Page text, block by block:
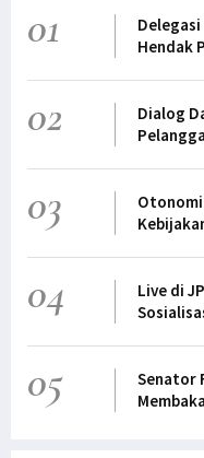
01
Delegasi
Hendak
02
Dialog
03
Otonomi
04
Live di
05
Senator